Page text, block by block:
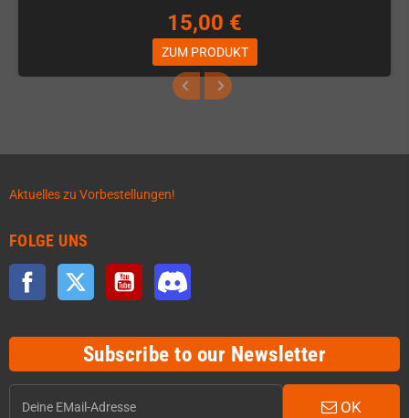
15,00 €
ZUM PRODUKT
Aktuelles zu Vorbestellungen!
FOLGE UNS
Facebook Twitter YouTube
Subscribe to our Newsletter
OK